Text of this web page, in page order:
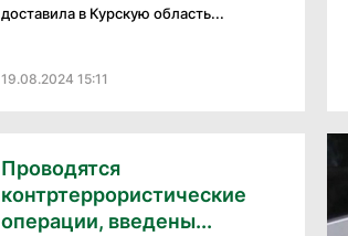
доставила в Курскую область...
19.08.2024 15:11
Проводятся
контртеррористические
операции, введены...